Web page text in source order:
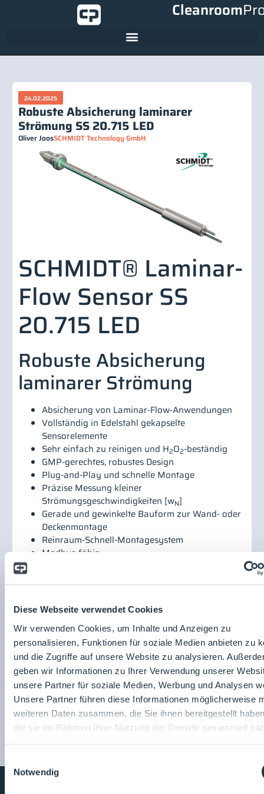
Diese Webseite verwendet Cookies
Wir verwenden Cookies, um Inhalte und Anzeigen zu
personalisieren, Funktionen für soziale Medien anbieten zu
und die Zugriffe auf unsere Website zu analysieren.
geben wir Informationen zu Ihrer Verwendung unserer
unsere Partner für soziale Medien, Werbung und Analysen
Unsere Partner führen diese Informationen möglicherweise
weiteren Daten zusammen, die Sie ihnen bereitgestellt
die sie im Rahmen Ihrer Nutzung der Dienste gesammelt
Notwendig
Cleanroom
24.02.2025
Robuste Absicherung laminarer
Strömung SS 20.715 LED
Oliver JoosSCHMIDT Technology GmbH
SCHMIDT® Laminar-
Flow Sensor SS
20.715 LED
Robuste Absicherung
laminarer Strömung
Absicherung von Laminar-Flow-Anwendungen
Vollständig in Edelstahl gekapselte
Sensorelemente
Sehr einfach zu reinigen und H2O2-beständig
GMP-gerechtes, robustes Design
Plug-and-Play und schnelle Montage
Präzise Messung kleiner
Strömungsgeschwindigkeiten [wN]
Gerade und gewinkelte Bauform zur Wand- oder
Deckenmontage
Reinraum-Schnell-Montagesystem
Modbus-fähig
Beitrag teilen:
Oliver Joos
SCHMIDT Technology
GmbH
Zum
Unternehmensprofil